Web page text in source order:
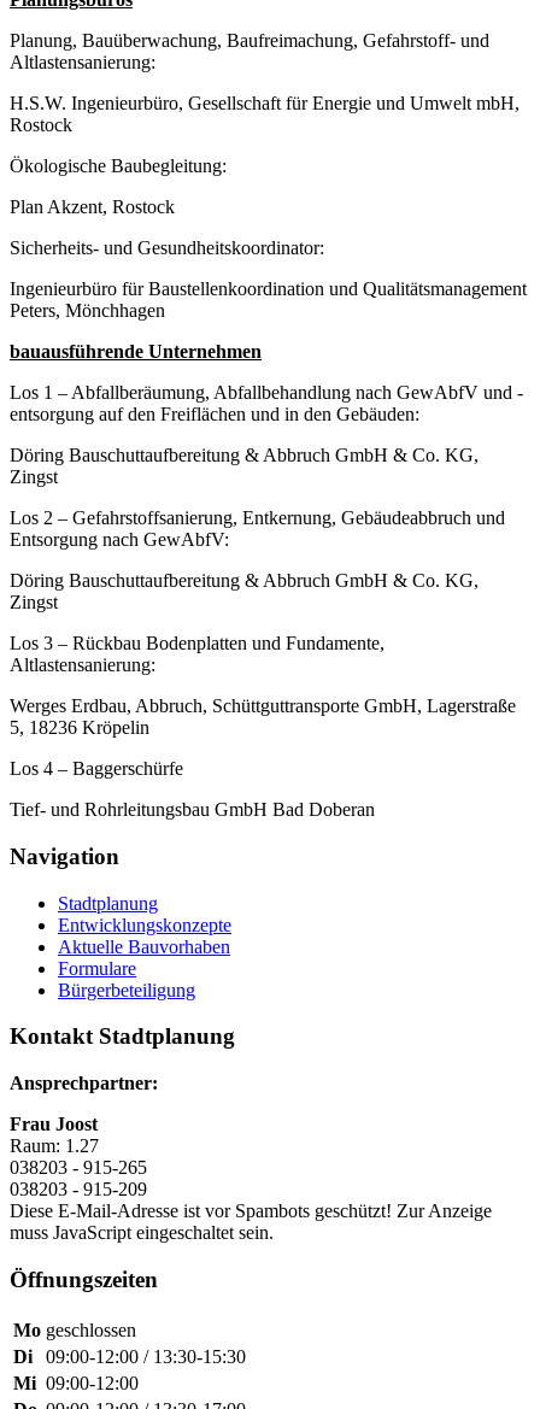
Planung, Bauüberwachung, Baufreimachung, Gefahrstoff- und
Altlastensanierung:
H.S.W. Ingenieurbüro, Gesellschaft für Energie und Umwelt mbH,
Rostock
Ökologische Baubegleitung:
Plan Akzent, Rostock
Sicherheits- und Gesundheitskoordinator:
Ingenieurbüro für Baustellenkoordination und Qualitätsmanagement
Peters, Mönchhagen
bauausführende Unternehmen
Los 1 – Abfallberäumung, Abfallbehandlung nach GewAbfV und -
entsorgung auf den Freiflächen und in den Gebäuden:
Döring Bauschuttaufbereitung & Abbruch GmbH & Co. KG,
Zingst
Los 2 – Gefahrstoffsanierung, Entkernung, Gebäudeabbruch und
Entsorgung nach GewAbfV:
Döring Bauschuttaufbereitung & Abbruch GmbH & Co. KG,
Zingst
Los 3 – Rückbau Bodenplatten und Fundamente,
Altlastensanierung:
Werges Erdbau, Abbruch, Schüttguttransporte GmbH, Lagerstraße
5, 18236 Kröpelin
Los 4 – Baggerschürfe
Tief- und Rohrleitungsbau GmbH Bad Doberan
Navigation
Stadtplanung
Entwicklungskonzepte
Aktuelle Bauvorhaben
Formulare
Bürgerbeteiligung
Kontakt Stadtplanung
Ansprechpartner:
Frau Joost
Raum: 1.27
038203 - 915-265
038203 - 915-209
Diese E-Mail-Adresse ist vor Spambots geschützt! Zur Anzeige
muss JavaScript eingeschaltet sein.
Öffnungszeiten
Mo geschlossen
Di
09:00-12:00 / 13:30-15:30
Mi 09:00-12:00